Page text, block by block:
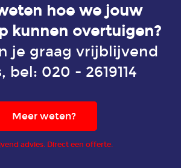
hoe we jouw
kunnen overtuigen?
je graag vrijblijvend
bel: 020 - 2619114
Meer weten?
advies. Direct een offerte.